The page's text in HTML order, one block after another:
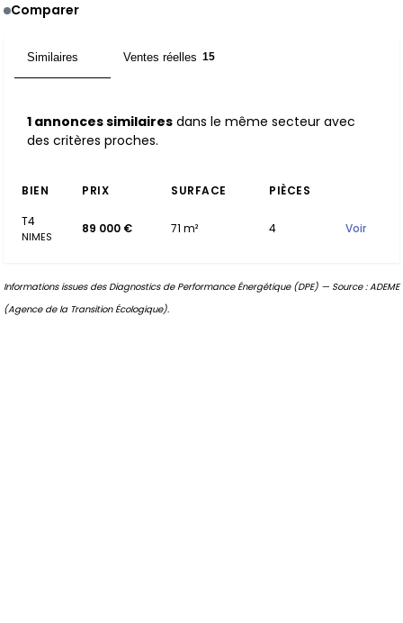
Comparer
Similaires Ventes réelles 15
1 annonces similaires dans le même secteur avec
des critères proches.
BIEN PRIX SURFACE
PIÈCES
T4
NIMES
89 000 € 71 m² 4 Voir
Informations issues des Diagnostics de Performance Énergétique (DPE) — Source : ADEME
(Agence de la Transition Écologique).